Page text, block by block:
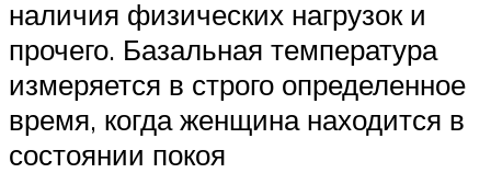
наличия физических нагрузок и
прочего. Базальная температура
измеряется в строго определенное
время, когда женщина находится в
состоянии покоя